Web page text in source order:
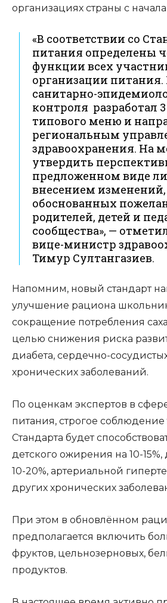
организациях страны с
«В соответствии со
питания определены
функции всех
организации питания.
санитарно-
контроля разработал
типового меню и
региональным
здравоохранения. На
утвердить
предложенном виде
внесением
обоснованных
родителей, детей и
сообщества», —
вице-министр
Тимур Султангазиев.
Напомним, новый стандарт
улучшение рациона
сокращение потребления
целью снижения риска
диабета, сердечно-
хронических заболеваний.
По оценкам экспертов в
питания, строгое
Стандарта будет
детского ожирения на 10-15%,
10-20%, артериальной
других хронических
При этом в обновлённом
предполагается включить
фруктов, цельнозерновых,
продуктов.